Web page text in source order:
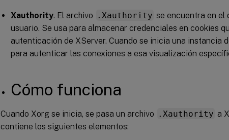
Xauthority. El archivo .Xauthority se encuentra en el
usuario. Se usa para almacenar credenciales en cookies
autenticación de XServer. Cuando se inicia una instancia
para autenticar las conexiones a esa visualización
Cómo funciona
Cuando Xorg se inicia, se pasa un archivo .Xauthority a
contiene los siguientes elementos: